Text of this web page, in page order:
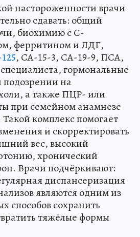
настороженности врачи
сдавать: общий
биохимию с С-
ферритином и ЛДГ,
, СА-15-3, СА-19-9, ПСА,
гормональные
подозрении на
а также ПЦР- или
при семейном анамнезе
комплекс помогает
и скорректировать
вес, высокий
хронический
Врачи подчёркивают:
диспансеризация
являются одним из
способов сохранить
тяжёлые формы